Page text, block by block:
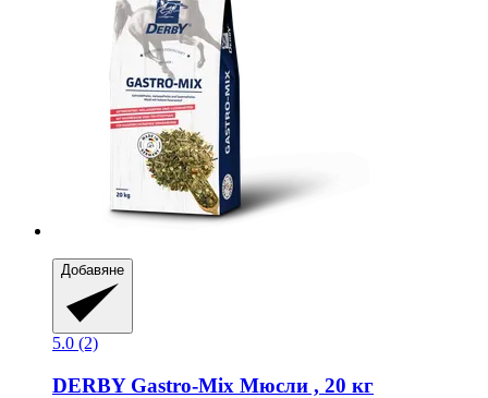
Добавяне
5.0 (2)
DERBYGastro-​Mix Мюсли , 20 кг